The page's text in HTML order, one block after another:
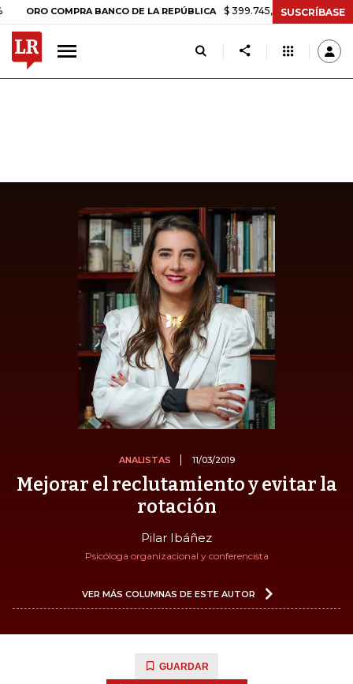
COMPRA BANCO DE LA REPÚBLICA $ 399.745,16 +$ 2.295,71 +0,58%
SUSCRÍBASE
ANALISTAS 11/03/2019
Mejorar el reclutamiento y evitar la
rotación
Pilar Ibáñez
Psicóloga organizacional y conferencista
VER MÁS COLUMNAS DE ESTE AUTOR
GUARDAR